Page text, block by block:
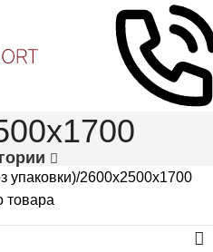
упаковки) 2600x2500x1700
товара